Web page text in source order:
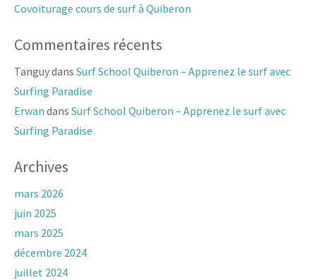
Covoiturage cours de surf à Quiberon
Commentaires récents
Tanguydans Surf School Quiberon – Apprenez le surf avec
Surfing Paradise
Erwan dans Surf School Quiberon – Apprenez le surf avec
Surfing Paradise
Archives
mars 2026
juin 2025
mars 2025
décembre 2024
juillet 2024